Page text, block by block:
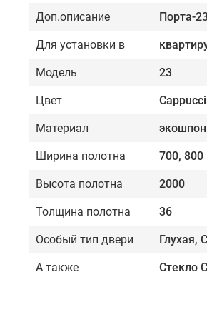
Доп.описание Порта-
Для установки в
Модель 23
Цвет
Материал экошпон
Ширина полотна 700, 800
Высота полотна 2000
Толщина полотна 36
Особый тип двери Глухая,
А также Стекло